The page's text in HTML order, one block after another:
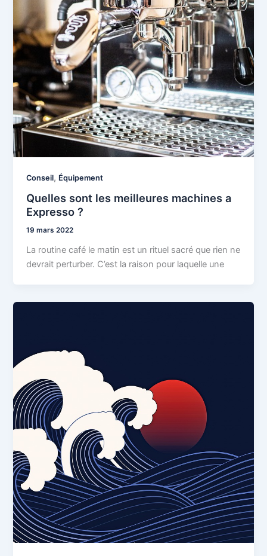
Conseil, Équipement
Quelles sont les meilleures machines a
Expresso ?
19 mars 2022
La routine café le matin est un rituel sacré que rien ne
devrait perturber. C’est la raison pour laquelle une